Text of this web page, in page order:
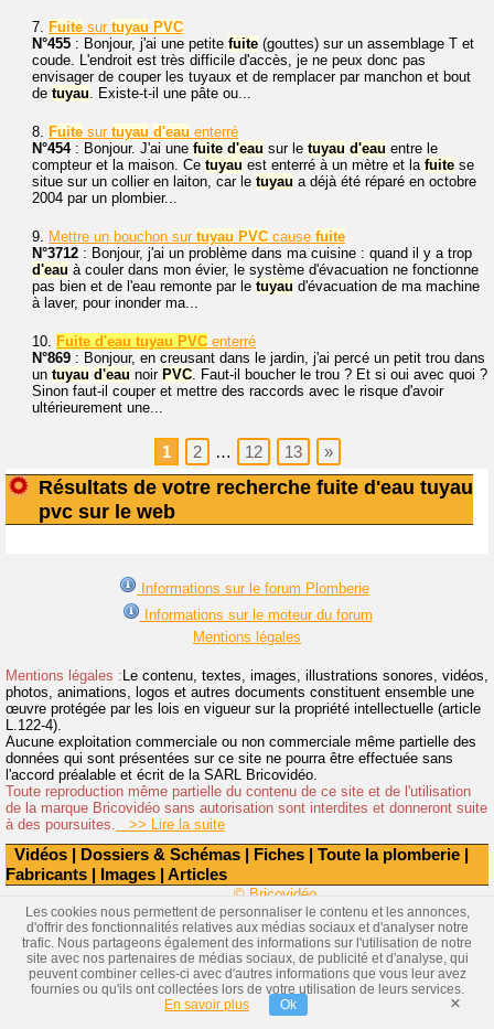
Vidéos | Dossiers & Schémas | Fiches | Toute la plomberie |
Fabricants | Images | Articles
7. Fuite sur tuyau PVC
N°455 : Bonjour, j'ai une petite fuite (gouttes) sur un assemblage T et
coude. L'endroit est très difficile d'accès, je ne peux donc pas
envisager de couper les tuyaux et de remplacer par manchon et bout
de tuyau . Existe-t-il une pâte ou...
8. Fuite sur tuyau d'eau enterré
N°454: Bonjour. J'ai une fuite d'eau sur le tuyau d'eau entre le
compteur et la maison. Ce tuyau est enterré à un mètre et la fuite se
situe sur un collier en laiton, car le tuyau a déjà été réparé en octobre
2004 par un plombier...
9. Mettre un bouchon sur tuyau PVC cause fuite
N°3712 : Bonjour, j'ai un problème dans ma cuisine : quand il y a trop
d'eau à couler dans mon évier, le système d'évacuation ne fonctionne
pas bien et de l'eau remonte par le tuyau d'évacuation de ma machine
à laver, pour inonder ma...
10. Fuite d'eau tuyau PVC enterré
N°869 : Bonjour, en creusant dans le jardin, j'ai percé un petit trou dans
un tuyau d'eau noir PVC . Faut-il boucher le trou ? Et si oui avec quoi ?
Sinon faut-il couper et mettre des raccords avec le risque d'avoir
ultérieurement une...
1 2 … 12 13 »
Résultats de votre recherche fuite d'eau tuyau
pvc sur le web
Informations sur le forum Plomberie
Informations sur le moteur du forum
Mentions légales
Mentions légales :Le contenu, textes, images, illustrations sonores, vidéos,
photos, animations, logos et autres documents constituent ensemble une
œuvre protégée par les lois en vigueur sur la propriété intellectuelle (article
L.122-4).
Aucune exploitation commerciale ou non commerciale même partielle des
données qui sont présentées sur ce site ne pourra être effectuée sans
l'accord préalable et écrit de la SARL Bricovidéo.
Toute reproduction même partielle du contenu de ce site et de l'utilisation
de la marque Bricovidéo sans autorisation sont interdites et donneront suite
à des poursuites.
>> Lire la suite
© Bricovidéo
Les cookies nous permettent de personnaliser le contenu et les annonces,
d'offrir des fonctionnalités relatives aux médias sociaux et d'analyser notre
trafic. Nous partageons également des informations sur l'utilisation de notre
site avec nos partenaires de médias sociaux, de publicité et d'analyse, qui
peuvent combiner celles-ci avec d'autres informations que vous leur avez
fournies ou qu'ils ont collectées lors de votre utilisation de leurs services.
En savoir plus
Ok ×